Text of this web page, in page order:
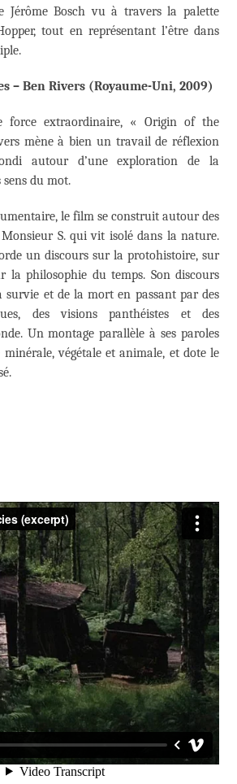
Jérôme Bosch vu à travers la palette
tout en représentant l’être dans
– Ben Rivers (Royaume-Uni, 2009)
force extraordinaire, « Origin of the
mène à bien un travail de réflexion
autour d’une exploration de la
du mot.
le film se construit autour des
S. qui vit isolé dans la nature.
un discours sur la protohistoire, sur
la philosophie du temps. Son discours
survie et de la mort en passant par des
des visions panthéistes et des
Un montage parallèle à ses paroles
végétale et animale, et dote le